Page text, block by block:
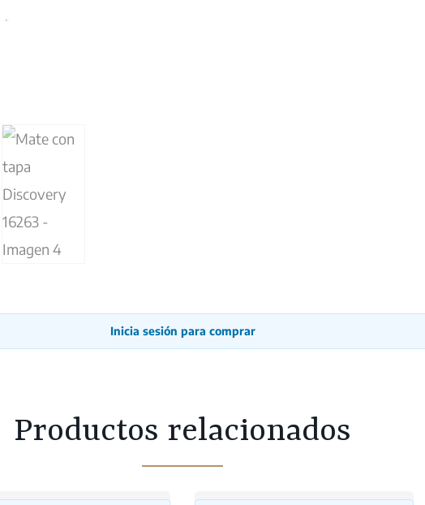
Inicia sesión para comprar
Productos relacionados